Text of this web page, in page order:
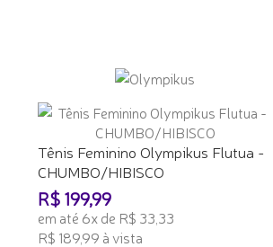
Tênis Feminino Olympikus Flutua -
CHUMBO/HIBISCO
R$ 199,99
em até 6x de R$ 33,33
R$ 189,99 à vista